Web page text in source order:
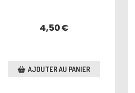
4,50€
AJOUTER AU PANIER